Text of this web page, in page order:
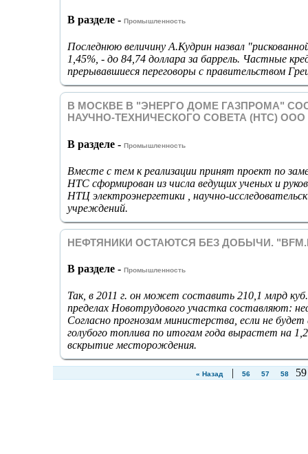
В разделе - Промышленность
Последнюю величину А.Кудрин назвал
1,45%, - до 84,74 доллара за баррель. Частные
прерывавшиеся переговоры с правительством
В МОСКВЕ В "ЭНЕРГО ДОМЕ ГАЗПРОМА"
НАУЧНО-ТЕХНИЧЕСКОГО СОВЕТА (НТС)
В разделе - Промышленность
Вместе с тем к реализации принят проект по
НТС сформирован из числа ведущих ученых и
НТЦ электроэнергетики , научно-
учреждений.
НЕФТЯНИКИ ОСТАЮТСЯ БЕЗ ДОБЫЧИ.
В разделе - Промышленность
Так, в 2011 г. он может составить 210,1 млрд
пределах Новотрудового участка составляют:
Согласно прогнозам министерства, если не
голубого топлива по итогам года вырастет на
вскрытие месторождения.
« Назад | 56 57 58